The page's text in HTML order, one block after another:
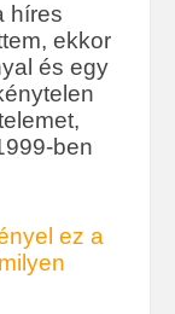
híres
ekkor
és egy
ben
ez a